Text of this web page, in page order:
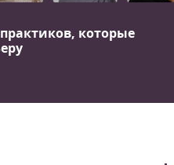
которые